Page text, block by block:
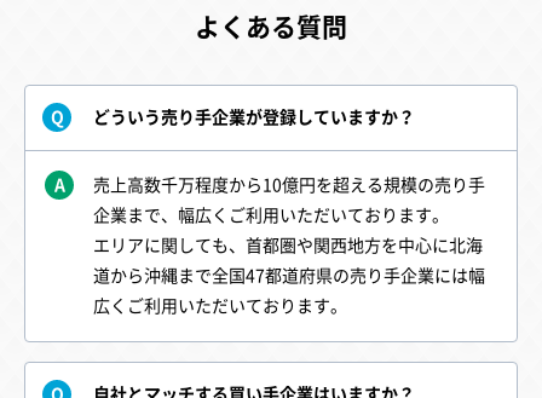
よくある質問
Q どういう売り手企業が登録していますか？
A
売上高数千万程度から10億円を超える規模の売り手
企業まで、幅広くご利用いただいております。
エリアに関しても、首都圏や関西地方を中心に北海
道から沖縄まで全国47都道府県の売り手企業には幅
広くご利用いただいております。
自社とマッチする買い手企業はいますか？